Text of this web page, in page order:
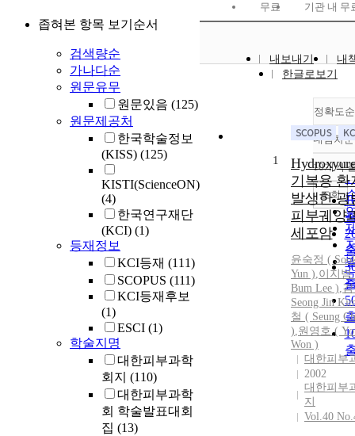
좁혀본 항목 보기순서
검색량순
가나다순
원문유무
원문있음 (125)
원문제공처
한국학술정보
(KISS) (125)
KISTI(ScienceON)
(4)
한국연구재단
(KCI) (1)
등재정보
KCI등재 (111)
SCOPUS (111)
KCI등재후보
(1)
ESCI (1)
학술지명
대한피부과학
회지 (110)
대한피부과학
회 학술발표대회
집 (13)
무료 기관 내 무
내보내기
내
한글로보기
정확도순
내림차순
10개씩
조회
1
기복용 환
발생한 광
피부궤양
세포암
윤숙정 (
Yun ),이지범
Bum Lee ),
Seong Jin
철 ( Seung
),원영호 (
Won )
대한피부
2002
대한피부
지
Vol.40